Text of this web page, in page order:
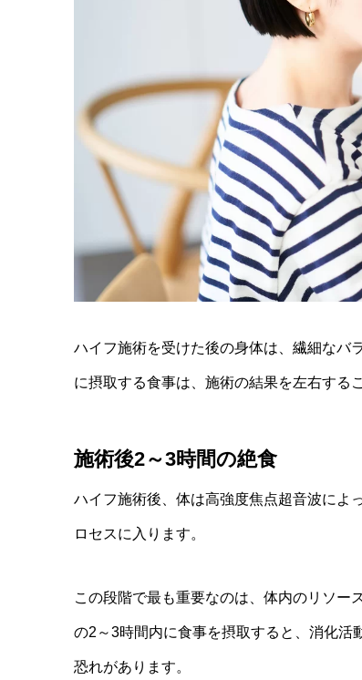
ハイフ施術を受けた後の身体は、繊細なバ
に摂取する食事は、施術の結果を左右する
施術後2～3時間の絶食
ハイフ施術後、体は高強度焦点超音波によ
ロセスに入ります。
この段階で最も重要なのは、体内のリソー
の2～3時間内に食事を摂取すると、消化活
恐れがあります。